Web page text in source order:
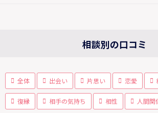
相談別の口コミ
全体 出会い 片思い 恋愛
復縁 相手の気持ち 相性 人間関